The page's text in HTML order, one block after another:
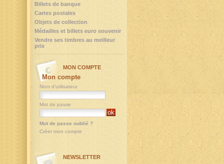
Billets de banque
Cartes postales
Objets de collection
Médailles et billets euro souvenir
Vendre ses timbres au meilleur
prix
MON COMPTE
Mon compte
Nom d'utilisateur
Mot de passe
Mot de passe oublié ?
Créer mon compte
NEWSLETTER